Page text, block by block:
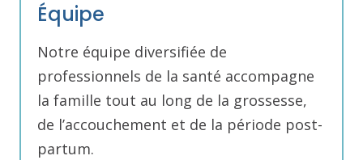
Équipe
Notre équipe diversifiée de
professionnels de la santé accompagne
la famille tout au long de la grossesse,
de l’accouchement et de la période post-
partum.